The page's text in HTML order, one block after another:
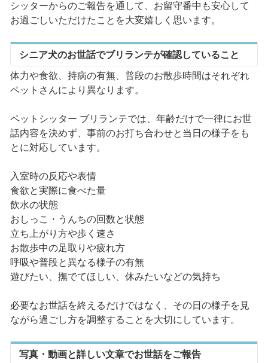
シッターからのご報告を通して、お留守番中も安心して
お過ごしいただけたことを大変嬉しく思います。
シニア犬のお世話でブリランテが確認していること
体力や食欲、持病の有無、普段のお散歩時間はそれぞれ
ペットさんにより異なります。
ペットシッター ブリランテでは、年齢だけで一律にお世
話内容を決めず、事前のお打ち合わせと当日の様子をも
とに対応しています。
入室時の反応や表情
食欲と実際に食べた量
飲水の状態
おしっこ・うんちの回数と状態
立ち上がり方や歩く速さ
お散歩中の足取りや疲れ方
呼吸や普段と異なる様子の有無
遊びたい、撫でてほしい、休みたいなどの気持ち
必要なお世話を終えるだけではなく、その日の様子を見
ながら過ごし方を調整することを大切にしています。
写真・動画と詳しい文章でお世話をご報告